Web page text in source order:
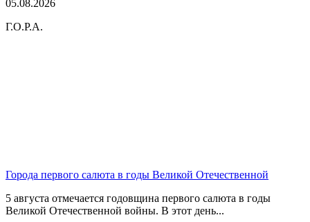
05.08.2026
Г.О.Р.А.
Города первого салюта в годы Великой Отечественной
5 августа отмечается годовщина первого салюта в годы
Великой Отечественной войны. В этот день...